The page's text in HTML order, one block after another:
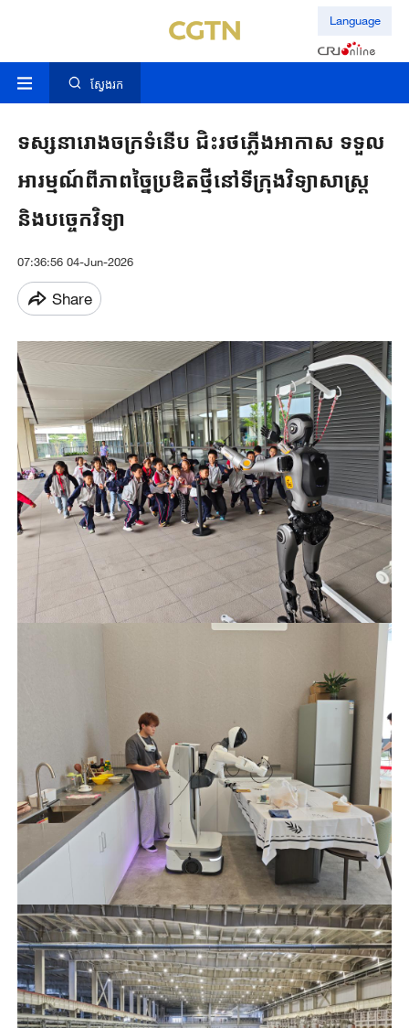
Language
ស្វែងរក
ទស្សនារោងចក្រ​ទំនើប ជិះរថភ្លើង​​អាកាស ​ទទួល
អារម្មណ៍ពី​​ភាពច្នៃប្រឌិតថ្មី​នៅទីក្រុង​វិទ្យាសាស្ត្រ
និង​បច្ចេកវិទ្យា​
07:36:56 04-Jun-2026
Share